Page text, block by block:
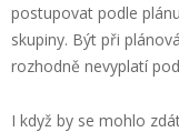
postupovat podle
skupiny. Být při
rozhodně nevyplatí
I když by se mohlo